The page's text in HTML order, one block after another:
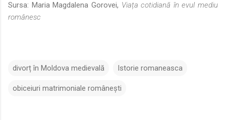
Sursa: Maria Magdalena Gorovei, Viața cotidiană în evul mediu
românesc
divorț în Moldova medievală Istorie romaneasca
obiceiuri matrimoniale românești